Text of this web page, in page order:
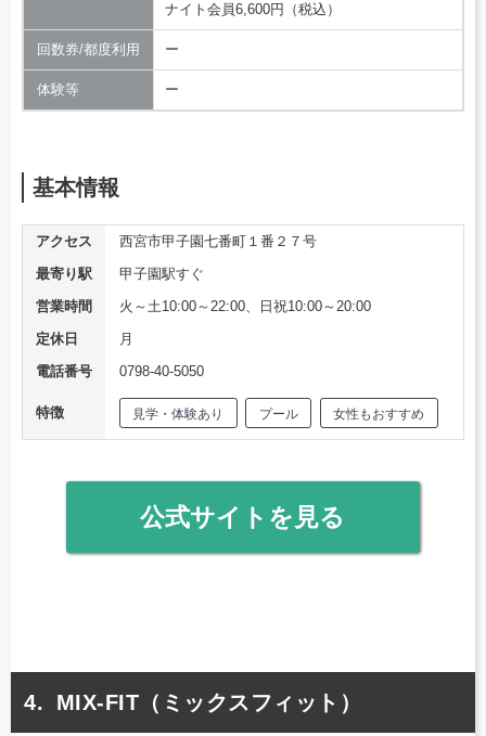
ナイト会員6,600円（税込）
回数券/都度利用 ー
体験等 ー
基本情報
アクセス
西宮市甲子園七番町１番２７号
最寄り駅
甲子園駅すぐ
営業時間
火～土10:00～22:00、日祝10:00～20:00
定休日
月
電話番号
0798-40-5050
特徴 見学・体験あり プール 女性もおすすめ
公式サイトを見る
MIX-FIT（ミックスフィット）